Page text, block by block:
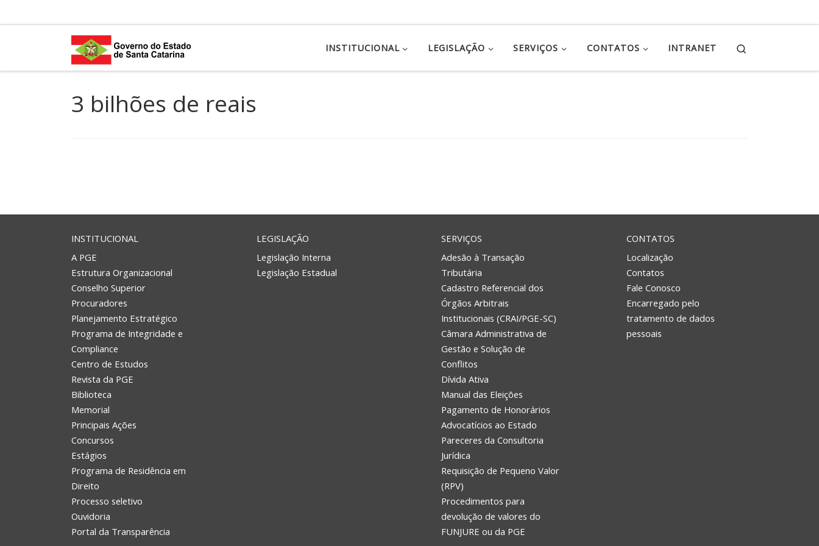
INSTITUCIONAL LEGISLAÇÃO SERVIÇOS CONTATOS INTRANET
3 bilhões de reais
INSTITUCIONAL
A PGE
Estrutura Organizacional
Conselho Superior
Procuradores
Planejamento Estratégico
Programa de Integridade e
Compliance
Centro de Estudos
Revista da PGE
Biblioteca
Memorial
Principais Ações
Concursos
Estágios
Programa de Residência em
Direito
Processo seletivo
Ouvidoria
Portal da Transparência
LEGISLAÇÃO
Legislação Interna
Legislação Estadual
SERVIÇOS
Adesão à Transação
Tributária
Cadastro Referencial dos
Órgãos Arbitrais
Institucionais (CRAI/PGE-SC)
Câmara Administrativa de
Gestão e Solução de
Conflitos
Dívida Ativa
Manual das Eleições
Pagamento de Honorários
Advocatícios ao Estado
Pareceres da Consultoria
Jurídica
Requisição de Pequeno Valor
(RPV)
Procedimentos para
devolução de valores do
FUNJURE ou da PGE
CONTATOS
Localização
Contatos
Fale Conosco
Encarregado pelo
tratamento de dados
pessoais